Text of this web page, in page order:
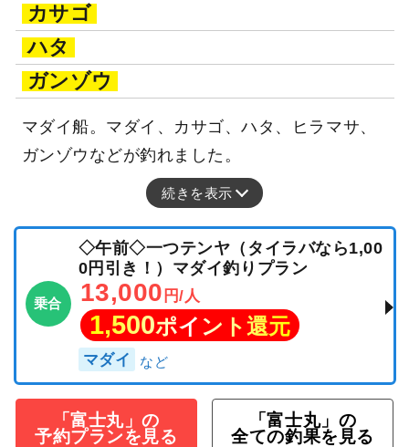
カサゴ
ハタ
ガンゾウ
マダイ船。マダイ、カサゴ、ハタ、ヒラマサ、
ガンゾウなどが釣れました。
続きを表示
乗合
◇午前◇一つテンヤ（タイラバなら1,00
0円引き！）マダイ釣りプラン
13,000 円/人
1,500ポイント還元
マダイ
「富士丸」の
予約プランを見る
「富士丸」の
全ての釣果を見る